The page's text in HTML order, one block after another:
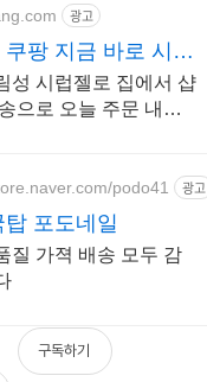
광고
팡 지금 바로 시작
성 시럽젤로 집에서 샵
으로 오늘 주문 내일
podo41 광고
포도네일
질 가젹 배송 모두 감
구독하기